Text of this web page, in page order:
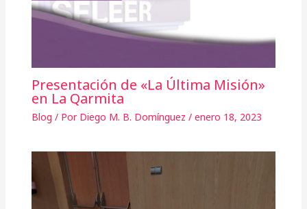
Presentación de «La Última Misión»
en La Qarmita
Blog / Por Diego M. B. Domínguez / enero 18, 2023